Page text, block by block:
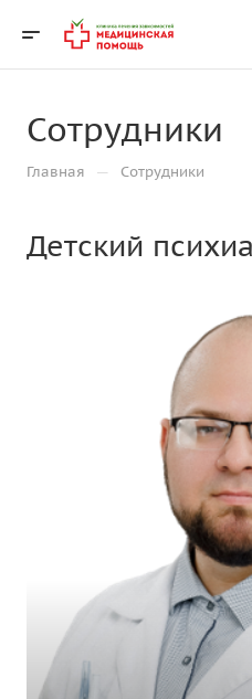
Сотрудники
Главная — Сотрудники
Детский